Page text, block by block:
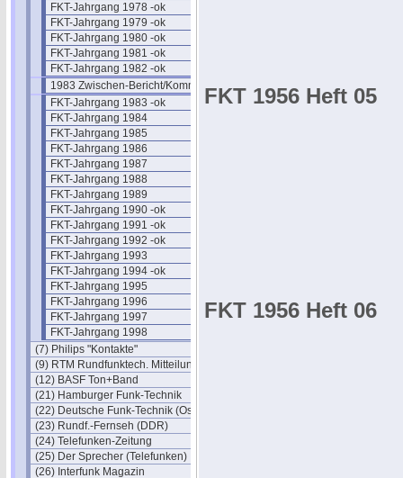
FKT-Jahrgang 1978 -ok
FKT-Jahrgang 1979 -ok
FKT-Jahrgang 1980 -ok
FKT-Jahrgang 1981 -ok
FKT-Jahrgang 1982 -ok
1983 Zwischen-Bericht/Kommentar
FKT-Jahrgang 1983 -ok
FKT-Jahrgang 1984
FKT-Jahrgang 1985
FKT-Jahrgang 1986
FKT-Jahrgang 1987
FKT-Jahrgang 1988
FKT-Jahrgang 1989
FKT-Jahrgang 1990 -ok
FKT-Jahrgang 1991 -ok
FKT-Jahrgang 1992 -ok
FKT-Jahrgang 1993
FKT-Jahrgang 1994 -ok
FKT-Jahrgang 1995
FKT-Jahrgang 1996
FKT-Jahrgang 1997
FKT-Jahrgang 1998
(7) Philips "Kontakte"
(9) RTM Rundfunktech. Mitteilungen
(12) BASF Ton+Band
(21) Hamburger Funk-Technik
(22) Deutsche Funk-Technik (Ost)
(23) Rundf.-Fernseh (DDR)
(24) Telefunken-Zeitung
(25) Der Sprecher (Telefunken)
(26) Interfunk Magazin
FKT 1956 Heft 05
FKT 1956 Heft 06